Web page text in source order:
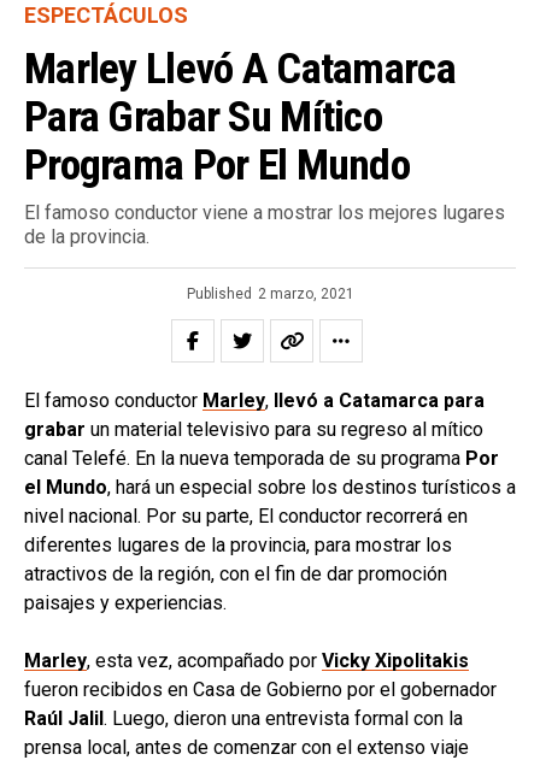
ESPECTÁCULOS
Marley Llevó A Catamarca
Para Grabar Su Mítico
Programa Por El Mundo
El famoso conductor viene a mostrar los mejores lugares
de la provincia.
Published 2 marzo, 2021
El famoso conductor Marley, llevó a Catamarca para
grabar un material televisivo para su regreso al mítico
canal Telefé. En la nueva temporada de su programa Por
el Mundo, hará un especial sobre los destinos turísticos a
nivel nacional. Por su parte, El conductor recorrerá en
diferentes lugares de la provincia, para mostrar los
atractivos de la región, con el fin de dar promoción
paisajes y experiencias.
Marley, esta vez, acompañado por Vicky Xipolitakis
fueron recibidos en Casa de Gobierno por el gobernador
Raúl Jalil. Luego, dieron una entrevista formal con la
prensa local, antes de comenzar con el extenso viaje